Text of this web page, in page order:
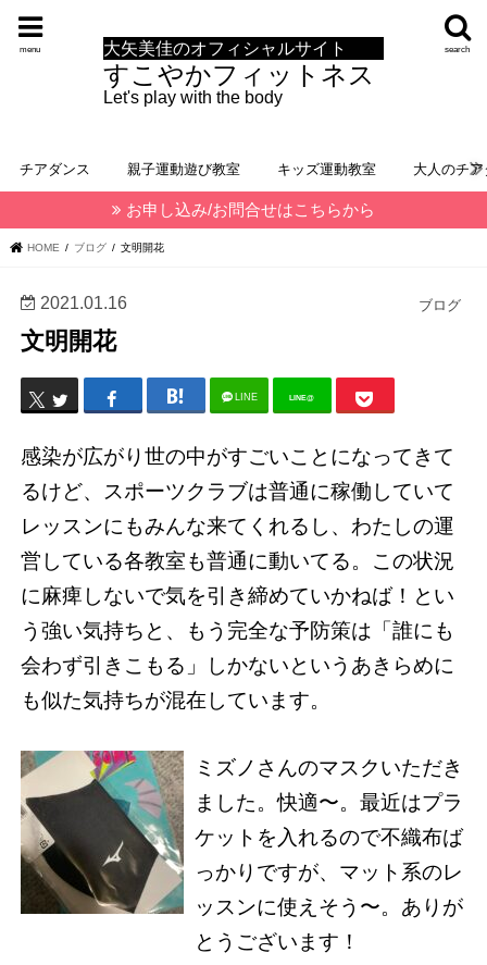
大矢美佳のオフィシャルサイト
すこやかフィットネス
Let's play with the body
search
menu
チアダンス 親子運動遊び教室 キッズ運動教室 大人のチ
お申し込み/お問合せはこちらから
HOME ブログ 文明開花
ブログ
2021.01.16
文明開花
LINE LINE@
感染が広がり世の中がすごいことになってきて
るけど、スポーツクラブは普通に稼働していて
レッスンにもみんな来てくれるし、わたしの運
営している各教室も普通に動いてる。この状況
に麻痺しないで気を引き締めていかねば！とい
う強い気持ちと、もう完全な予防策は「誰にも
会わず引きこもる」しかないというあきらめに
も似た気持ちが混在しています。
ミズノさんのマスクいただき
ました。快適〜。最近はプラ
ケットを入れるので不織布ば
っかりですが、マット系のレ
ッスンに使えそう〜。ありが
とうございます！